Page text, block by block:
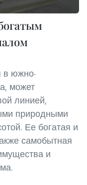
в южно-
может
линией,
природными
Ее богатая и
самобытная
и